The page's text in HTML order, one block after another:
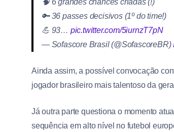
🧠 6 grandes chances criadas (!)
🔑 36 passes decisivos (1º do time!)
💪 93… pic.twitter.com/5iurnzT7pN
— Sofascore Brasil (@SofascoreBR)
Ainda assim, a possível convocação
jogador brasileiro mais talentoso da
Já outra parte questiona o momento
sequência em alto nível no futebol